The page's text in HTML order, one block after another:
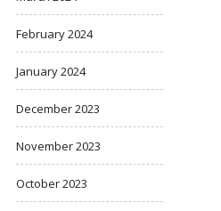
February 2024
January 2024
December 2023
November 2023
October 2023